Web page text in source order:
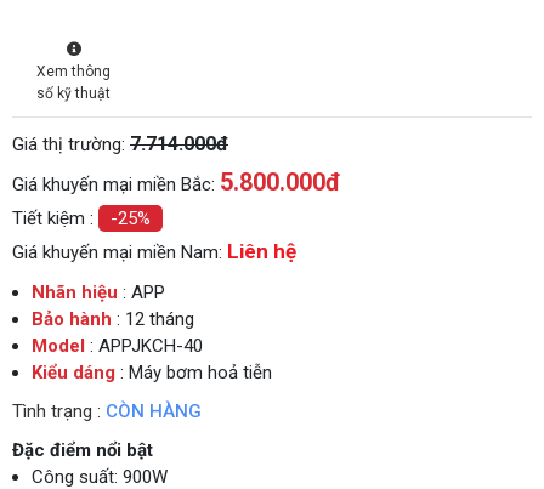
Xem thông
số kỹ thuật
Giá thị trường: 7.714.000đ
Giá khuyến mại miền Bắc: 5.800.000đ
Tiết kiệm :
-25%
Giá khuyến mại miền Nam: Liên hệ
Nhãn hiệu : APP
Bảo hành : 12 tháng
Model : APPJKCH-40
Kiểu dáng : Máy bơm hoả tiễn
Tình trạng : CÒN HÀNG
Đặc điểm nổi bật
Công suất: 900W